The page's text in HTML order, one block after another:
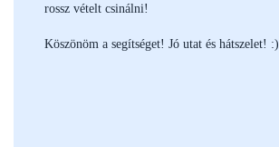
rossz vételt csinálni!
Köszönöm a segítséget! Jó utat és hátszelet! :)